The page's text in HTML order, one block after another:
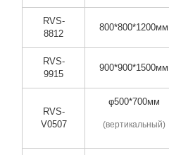
RVS-
8812
800*800*1200мм
RVS-
9915
900*900*1500мм
RVS-
V0507
φ500*700мм
(вертикальный)